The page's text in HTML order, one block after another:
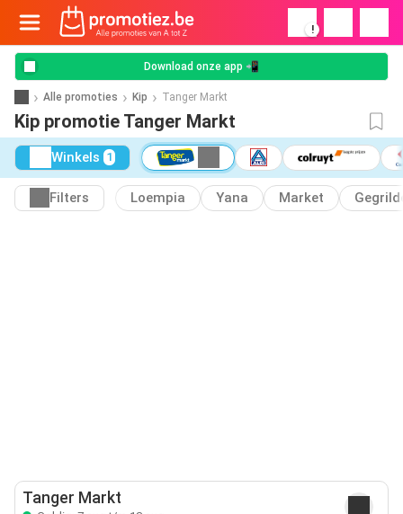
!
Download onze app 📲
Alle promoties Kip Tanger Markt
Kip promotie Tanger Markt
Winkels 1
Filters Loempia Yana Market
Tanger Markt